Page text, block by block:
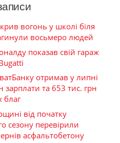
вогонь у школі біля
восьмеро людей
показав свій гараж
отримав у липні
зарплати та 653 тис. грн
благ
від початку
сезону перевірили
асфальтобетону